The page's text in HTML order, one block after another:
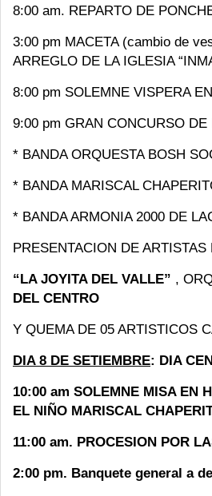
8:00 am. REPARTO DE
3:00 pm MACETA (cambio de
ARREGLO DE LA IGLESIA
8:00 pm SOLEMNE VISPERA
9:00 pm GRAN CONCURSO DE
* BANDA ORQUESTA BOSH
* BANDA MARISCAL
* BANDA ARMONIA 2000 DE
PRESENTACION DE
“LA JOYITA DEL VALLE” ,
DEL CENTRO
Y QUEMA DE 05 ARTISTICOS
DIA 8 DE SETIEMBRE: DIA
10:00 am SOLEMNE MISA EN
EL NIÑO MARISCAL
11:00 am. PROCESION POR
2:00 pm. Banquete general a